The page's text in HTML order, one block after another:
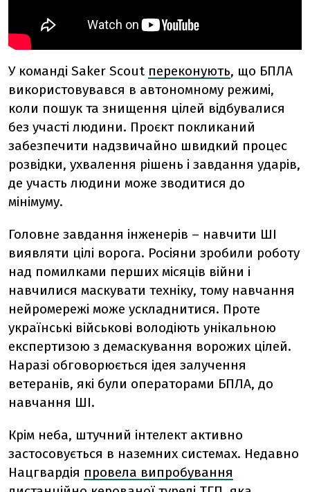
У команді Saker Scout переконують, що БПЛА
використовувався в автономному режимі,
коли пошук та знищення цілей відбувалися
без участі людини. Проєкт покликаний
забезпечити надзвичайно швидкий процес
розвідки, ухвалення рішень і завдання ударів,
де участь людини може зводитися до
мінімуму.
Головне завдання інженерів – навчити ШІ
виявляти цілі ворога. Росіяни зробили роботу
над помилками перших місяців війни і
навчилися маскувати техніку, тому навчання
нейромережі може ускладнитися. Проте
українські військові володіють унікальною
експертизою з демаскування ворожих цілей.
Наразі обговорюється ідея залучення
ветеранів, які були операторами БПЛА, до
навчання ШІ.
Крім неба, штучний інтелект активно
застосовується в наземних системах. Недавно
Нацгвардія провела випробування